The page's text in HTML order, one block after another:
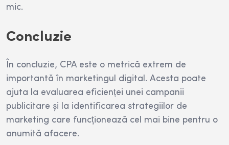
mic.
Concluzie
În concluzie, CPA este o metrică extrem de
importantă în marketingul digital. Acesta poate
ajuta la evaluarea eficienței unei campanii
publicitare și la identificarea strategiilor de
marketing care funcționează cel mai bine pentru o
anumită afacere.